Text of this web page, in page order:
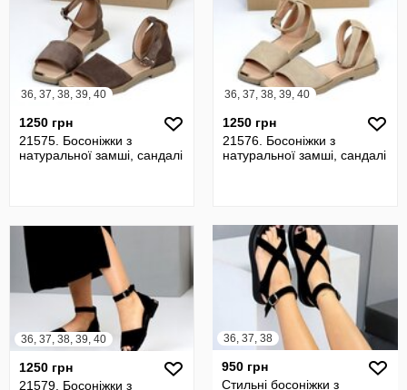
36, 37, 38, 39, 40
1250 грн
21575. Босоніжки з
натуральної замші, сандалі
36, 37, 38, 39, 40
1250 грн
21576. Босоніжки з
натуральної замші, сандалі
36, 37, 38, 39, 40
1250 грн
21579. Босоніжки з
36, 37, 38
950 грн
Стильні босоніжки з